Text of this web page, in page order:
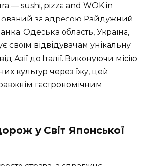
— sushi, pizza and WOK in
за адресою Райдужний
Одеська область, Україна,
своїм відвідувачам унікальну
Азії до Італії. Виконуючи місію
культур через їжу, цей
гастрономічним
у Світ Японської